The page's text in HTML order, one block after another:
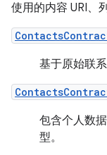
使用的内容 URI、
基于原始联
包含个人数
型。